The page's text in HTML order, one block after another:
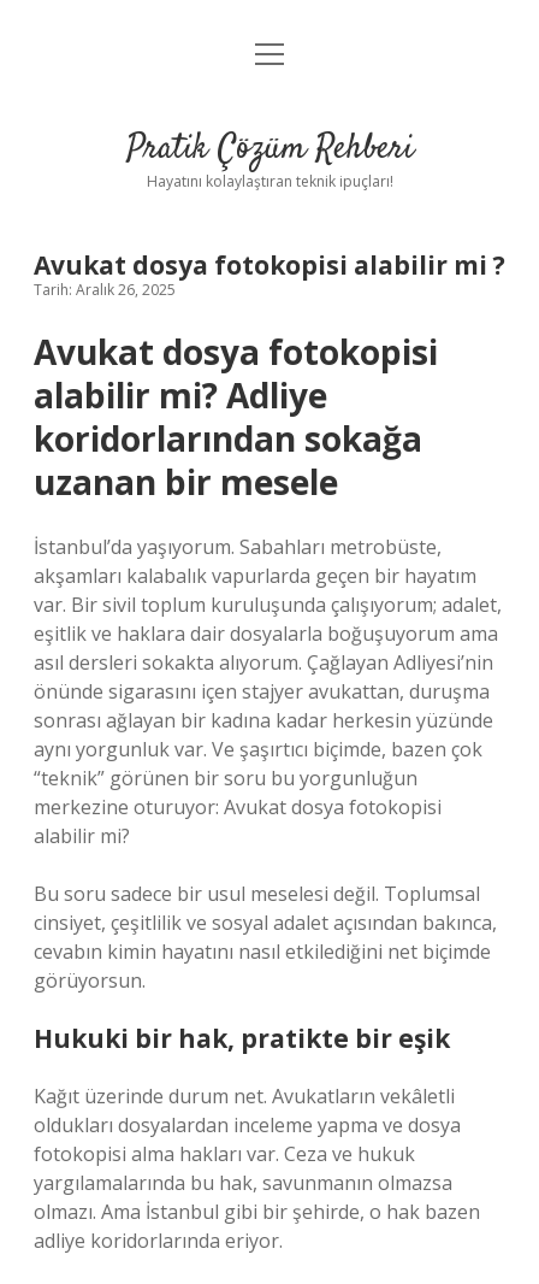
Anasayfa
Yasal Uyarı
menüyü
Pratik Çözüm Rehberi
Hayatını kolaylaştıran teknik ipuçları!
Avukat dosya fotokopisi alabilir mi ?
Tarih: Aralık 26, 2025
Avukat dosya fotokopisi
alabilir mi? Adliye
koridorlarından sokağa
uzanan bir mesele
İstanbul’da yaşıyorum. Sabahları metrobüste,
akşamları kalabalık vapurlarda geçen bir hayatım
var. Bir sivil toplum kuruluşunda çalışıyorum; adalet,
eşitlik ve haklara dair dosyalarla boğuşuyorum ama
asıl dersleri sokakta alıyorum. Çağlayan Adliyesi’nin
önünde sigarasını içen stajyer avukattan, duruşma
sonrası ağlayan bir kadına kadar herkesin yüzünde
aynı yorgunluk var. Ve şaşırtıcı biçimde, bazen çok
“teknik” görünen bir soru bu yorgunluğun
merkezine oturuyor: Avukat dosya fotokopisi
alabilir mi?
Bu soru sadece bir usul meselesi değil. Toplumsal
cinsiyet, çeşitlilik ve sosyal adalet açısından bakınca,
cevabın kimin hayatını nasıl etkilediğini net biçimde
görüyorsun.
Hukuki bir hak, pratikte bir eşik
Kağıt üzerinde durum net. Avukatların vekâletli
oldukları dosyalardan inceleme yapma ve dosya
fotokopisi alma hakları var. Ceza ve hukuk
yargılamalarında bu hak, savunmanın olmazsa
olmazı. Ama İstanbul gibi bir şehirde, o hak bazen
adliye koridorlarında eriyor.